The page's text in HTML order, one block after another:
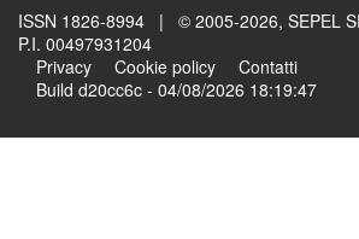
ISSN 1826-8994 | © 2005-2026, SEPEL
P.I. 00497931204
Privacy
Cookie policy
Contatti
Build d20cc6c - 04/08/2026 18:19:47